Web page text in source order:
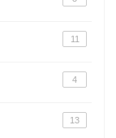
11
4
13